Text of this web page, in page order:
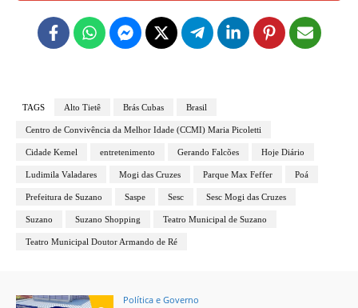
TAGS Alto Tietê Brás Cubas Brasil
Centro de Convivência da Melhor Idade (CCMI) Maria Picoletti
Cidade Kemel entretenimento Gerando Falcões Hoje Diário
Ludimila Valadares Mogi das Cruzes Parque Max Feffer Poá
Prefeitura de Suzano Saspe Sesc Sesc Mogi das Cruzes
Suzano Suzano Shopping Teatro Municipal de Suzano
Teatro Municipal Doutor Armando de Ré
Política e Governo